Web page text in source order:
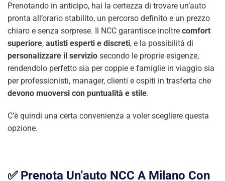
Prenotando in anticipo, hai la certezza di trovare un’auto
pronta all’orario stabilito, un percorso definito e un prezzo
chiaro e senza sorprese. Il NCC garantisce inoltre comfort
superiore, autisti esperti e discreti, e la possibilità di
personalizzare il servizio secondo le proprie esigenze,
rendendolo perfetto sia per coppie e famiglie in viaggio sia
per professionisti, manager, clienti e ospiti in trasferta che
devono muoversi con puntualità e stile.
C’è quindi una certa convenienza a voler scegliere questa
opzione.
✅ Prenota Un’auto NCC A Milano Con